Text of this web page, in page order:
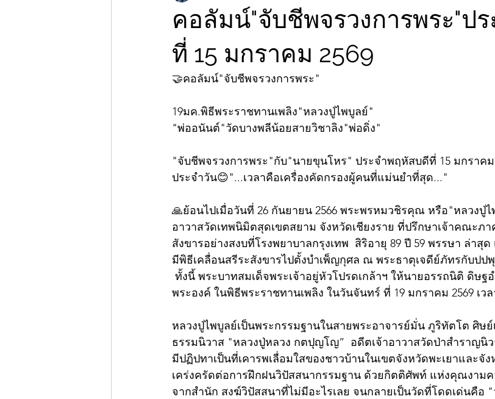
คอลัมน์"จับชีพจรวงการพระ"ป
ที่ 15 มกราคม 2569
🤝คอลัมน์"จับชีพจรวงการพระ"
19มค.พิธีพระราชทานเพลิง"หลวงปู่ไพบูลย์"
"พ่ออนันต์"วัดบางพลีน้อยสายวิชาลิง"พ่อดิ่ง"
"จับชีพจรวงการพระ"กับ"นายขุนโหร" ประจำพฤหัสบดีที่ 15 มกราค
ประจำวัน😊"...เวลาคือเครื่องคัดกรองผู้คนที่แม่นยำที่สุด..."
🙏ย้อนไปเมื่อวันที่ 26 กันยายน 2566 พระพรหมวชิรคุณ หรือ"หลวงปู่
อาวาสวัดเทพนิมิตสุดเขตสยาม จังหวัดเชียงราย ที่ปรึกษาเจ้าคณะภา
สังขารอย่างสงบที่โรงพยาบาลกรุงเทพ  สิริอายุ 89 ปี 59 พรรษา ล่าสุด
มีพิธีเคลื่อนสรีระสังขารไปตั้งบำเพ็ญกุศล ณ พระธาตุเจดีย์ภัทรกับปป
ทั้งนี้ พระบาทสมเด็จพระเจ้าอยู่หัวโปรดเกล้าฯ ให้นายอรรถนิติ ดิษ
พระองค์ ในพิธีพระราชทานเพลิง ในวันจันทร์ ที่ 19 มกราคม 2569 เวล
หลวงปู่ไพบูลย์เป็นพระกรรมฐานในสายพระอาจารย์มั่น ภูริทัตโต ศิษ
ธรรมนิวาส "หลวงปู่หลวง กตปุญโญ”  อดีตเจ้าอาวาสวัดป่าสำราญนิว
มีปฏิปทาเป็นที่เคารพเลื่อมใสของชาวบ้านในเขตจังหวัดพะเยาและจั
เคร่งครัดต่อการฝึกฝนวิปัสสนากรรมฐาน ด้วยกิตติศัพท์ แห่งคุณงาม
จากสำนัก สงฆ์วิปัสสนาที่ไม่มีอะไรเลย จนกลายเป็นวัดที่โดดเด่นคือ